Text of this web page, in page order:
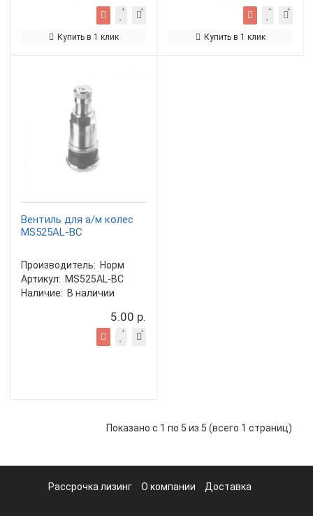
Купить в 1 клик Купить в 1 клик
Вентиль для а/м колес
MS525AL-BC
Производитель: Норм
Артикул: MS525AL-BC
Наличие: В наличии
5.00 р.
Показано с 1 по 5 из 5 (всего 1 страниц)
Рассрочка лизинг О компании Доставка